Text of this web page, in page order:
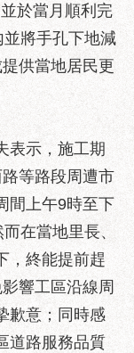
於當月順利完
將手孔下地減
供當地居民更
表示，施工期
等路段周遭市
間上午9時至下
在當地里長、
，終能提前趕
響工區沿線周
歉意；同時感
道路服務品質